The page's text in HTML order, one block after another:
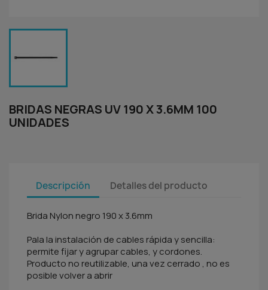
BRIDAS NEGRAS UV 190 X 3.6MM 100
UNIDADES
Descripción Detalles del producto
Brida Nylon negro 190 x 3.6mm
Pala la instalación de cables rápida y sencilla:
permite fijar y agrupar cables, y cordones.
Producto no reutilizable, una vez cerrado , no es
posible volver a abrir